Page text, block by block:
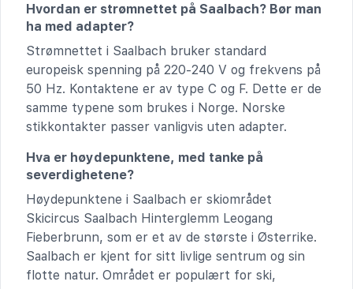
Hvordan er strømnettet på Saalbach? Bør man
ha med adapter?
Strømnettet i Saalbach bruker standard
europeisk spenning på 220-240 V og frekvens på
50 Hz. Kontaktene er av type C og F. Dette er de
samme typene som brukes i Norge. Norske
stikkontakter passer vanligvis uten adapter.
Hva er høydepunktene, med tanke på
severdighetene?
Høydepunktene i Saalbach er skiområdet
Skicircus Saalbach Hinterglemm Leogang
Fieberbrunn, som er et av de største i Østerrike.
Saalbach er kjent for sitt livlige sentrum og sin
flotte natur. Området er populært for ski,